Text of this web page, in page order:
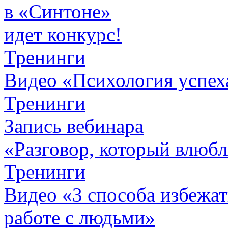
в «Синтоне»
идет конкурс!
Тренинги
Видео «Психология
Тренинги
Запись вебинара
«Разговор, который
Тренинги
Видео «3 способа
работе с людьми»